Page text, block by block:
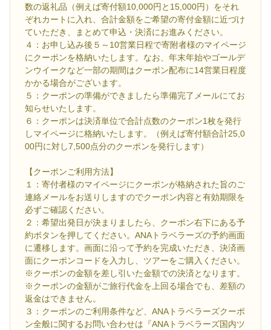
数の返礼品（例えば寄付額10,000円と15,000円）をそれ
ぞれカートに入れ、合計金額をご希望の寄付金額に近づけ
ていただき、まとめて申込・決済にお進みください。
４：お申し込み後５～10営業日程で寄附者様のマイページ
にクーポンを格納いたします。なお、年末年始やゴールデ
ンウイークなど一部の期間はクーポン配布に14営業日程度
かかる場合がございます。
５：クーポンの準備ができましたら準備完了メールにてお
知らせいたします。
６：クーポンは決済単位で合計点数のクーポン1枚を発行
しマイページに格納いたします。（例えば寄付額合計25,0
00円に対し7,500点分のクーポンを発行します）
【クーポンご利用方法】
１：寄付者様のマイページにクーポンが格納された旨のご
連絡メールをお送りしますのでクーポン内容と有効期限を
必ずご確認ください。
２：希望出発日が決まりましたら、クーポン右下にある予
約ボタンを押してください。ANAトラベラーズの予約画面
に遷移します。画面に沿って予約を完成いただき、決済画
面にクーポンコードを入力し、ツアーをご購入ください。
※クーポンの金額を差し引いた金額での決済となります。
※クーポンの金額がご旅行代金を上回る場合でも、差額の
返金はできません。
３：クーポンのご利用条件など、ANAトラベラーズクーポ
ン全般に関するお問い合わせは『ANAトラベラーズ国内ツ